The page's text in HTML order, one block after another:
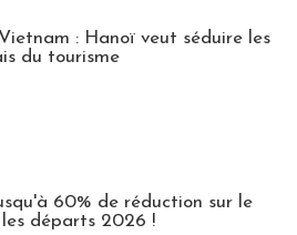
: Hanoï veut séduire les
du tourisme
60% de réduction sur le
départs 2026 !